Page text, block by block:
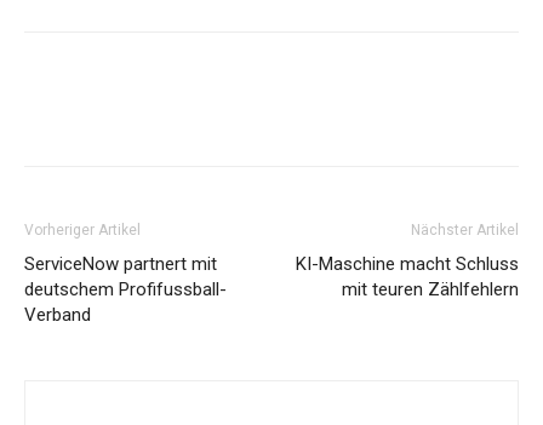
Vorheriger Artikel
ServiceNow partnert mit
deutschem Profifussball-
Verband
Nächster Artikel
KI-Maschine macht Schluss
mit teuren Zählfehlern